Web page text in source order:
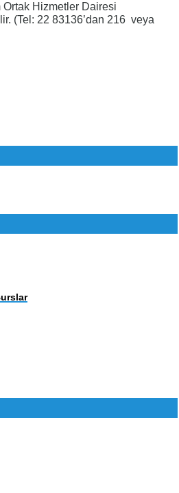
Hizmetler Dairesi
(Tel: 22 83136’dan 216 veya